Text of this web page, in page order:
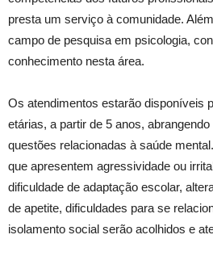
presta um serviço à comunidade.
campo de pesquisa em psicologia,
conhecimento nesta área.
Os atendimentos estarão disponíveis
etárias, a partir de 5 anos,
questões relacionadas à saúde
que apresentem agressividade ou
dificuldade de adaptação escolar,
de apetite, dificuldades para se
isolamento social serão acolhidos e